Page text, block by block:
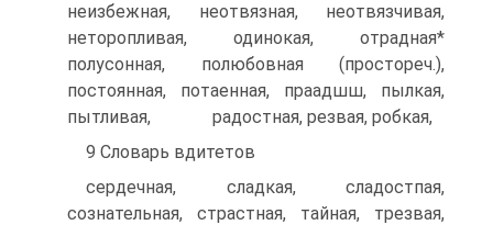
неизбежная, неотвязная, неотвязчивая,
неторопливая, одинокая, отрадная*
полусонная, полюбовная (простореч.),
постоянная, потаенная, праадшш, пылкая,
пытливая, радостная, резвая, робкая,
9 Словарь вдитетов
сердечная, сладкая, сладостпая,
сознательная, страстная, тайная, трезвая,